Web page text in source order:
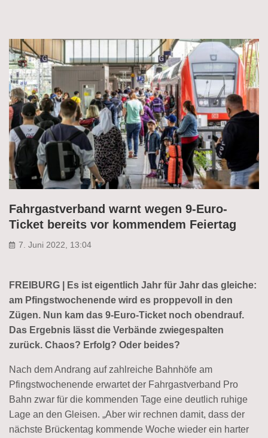
Fahrgastverband warnt wegen 9-Euro-
Ticket bereits vor kommendem Feiertag
7. Juni 2022, 13:04
FREIBURG | Es ist eigentlich Jahr für Jahr das gleiche:
am Pfingstwochenende wird es proppevoll in den
Zügen. Nun kam das 9-Euro-Ticket noch obendrauf.
Das Ergebnis lässt die Verbände zwiegespalten
zurück. Chaos? Erfolg? Oder beides?
Nach dem Andrang auf zahlreiche Bahnhöfe am
Pfingstwochenende erwartet der Fahrgastverband Pro
Bahn zwar für die kommenden Tage eine deutlich ruhige
Lage an den Gleisen. „Aber wir rechnen damit, dass der
nächste Brückentag kommende Woche wieder ein harter